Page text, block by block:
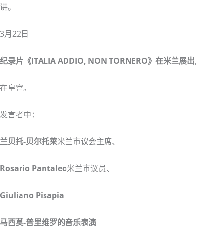
讲。
3月22日
纪录片《ITALIA ADDIO, NON TORNERO》在米兰展出,
在皇宫。
发言者中：
兰贝托-贝尔托莱米兰市议会主席、
Rosario Pantaleo米兰市议员、
Giuliano Pisapia
马西莫-普里维罗的音乐表演